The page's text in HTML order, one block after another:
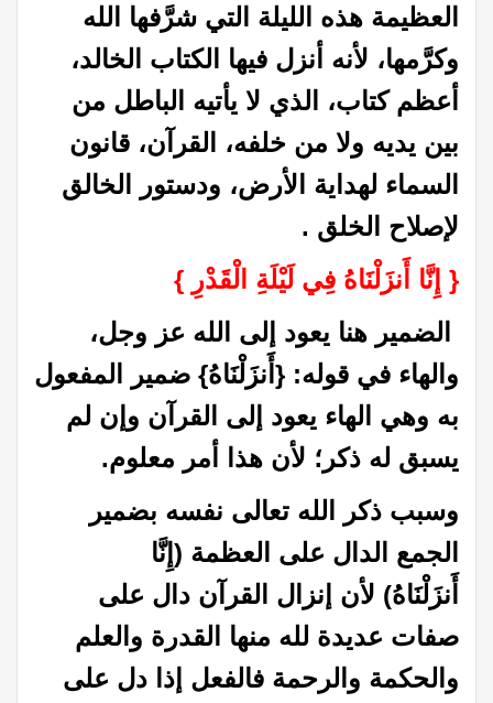
العظيمة هذه الليلة التي شرَّفها الله
وكرَّمها، لأنه أنزل فيها الكتاب الخالد،
أعظم كتاب، الذي لا يأتيه الباطل من
بين يديه ولا من خلفه، القرآن، قانون
السماء لهداية الأرض، ودستور الخالق
لإصلاح الخلق .
{‏ إِنَّا أَنزَلْنَاهُ فِي لَيْلَةِ الْقَدْرِ ‏}‏
الضمير هنا يعود إلى الله عز وجل،
والهاء في قوله: {‏أَنزَلْنَاهُ‏}‏ ضمير المفعول
به وهي الهاء يعود إلى القرآن وإن لم
يسبق له ذكر؛ لأن هذا أمر معلوم.
وسبب ذكر الله تعالى نفسه بضمير
الجمع الدال على العظمة ‏(‏إِنَّا
أَنزَلْنَاهُ‏) لأن إنزال القرآن دال على
صفات عديدة لله منها القدرة والعلم
والحكمة والرحمة فالفعل إذا دل على